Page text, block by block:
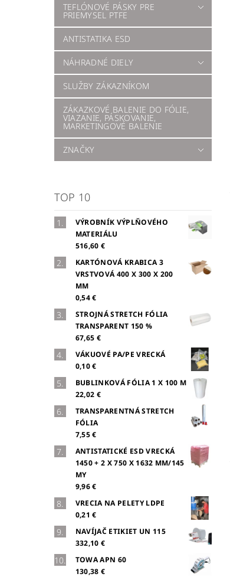
TEFLÓNOVÉ PÁSKY PRE
PRIEMYSEL PTFE
ANTISTATIKA ESD
NÁHRADNÉ DIELY
SLUŽBY ZÁKAZNÍKOM
ZÁKAZKOVÉ BALENIE DO FÓLIE,
VIAZANIE, PÁSKOVANIE,
MARKETINGOVÉ BALENIE
ZNAČKY
TOP 10
VÝROBNÍK VÝPLŇOVÉHO
MATERIÁLU
516,60 €
KARTÓNOVÁ KRABICA 3
VRSTVOVÁ 400 X 300 X 200
MM
0,54 €
STROJNÁ STRETCH FÓLIA
TRANSPARENT 150 %
67,65 €
VÁKUOVÉ PA/PE VRECKÁ
0,10 €
BUBLINKOVÁ FÓLIA 1 X 100 M
22,02 €
TRANSPARENTNÁ STRETCH
FÓLIA
7,55 €
ANTISTATICKÉ ESD VRECKÁ
1450 + 2 X 750 X 1632 MM/145
MY
9,96 €
VRECIA NA PELETY LDPE
0,21 €
NAVÍJAČ ETIKIET UN 115
332,10 €
TOWA APN 60
130,38 €